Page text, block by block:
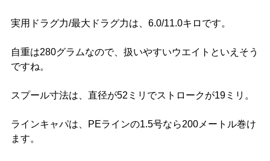
実用ドラグ力/最大ドラグ力は、6.0/11.0キロです。
自重は280グラムなので、扱いやすいウエイトといえそう
ですね。
スプール寸法は、直径が52ミリでストロークが19ミリ。
ラインキャパは、PEラインの1.5号なら200メートル巻け
ます。